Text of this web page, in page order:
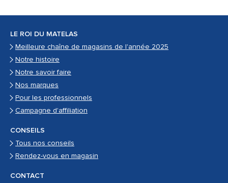
LE ROI DU MATELAS
Meilleure chaîne de magasins de l'année 2025
Notre histoire
Notre savoir faire
Nos marques
Pour les professionnels
Campagne d'affiliation
CONSEILS
Tous nos conseils
Rendez-vous en magasin
CONTACT